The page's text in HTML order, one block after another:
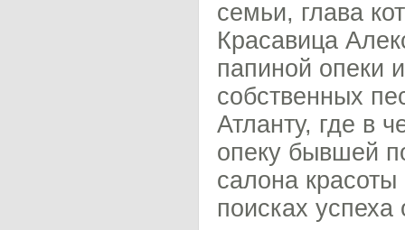
семьи, глава
Красавица
папиной опеки
собственных
Атланту, где в
опеку бывшей
салона
поисках